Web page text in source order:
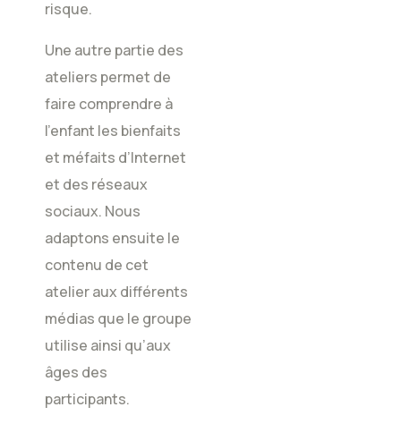
risque.
Une autre partie des
ateliers permet de
faire comprendre à
l’enfant les bienfaits
et méfaits d’Internet
et des réseaux
sociaux. Nous
adaptons ensuite le
contenu de cet
atelier aux différents
médias que le groupe
utilise ainsi qu’aux
âges des
participants.